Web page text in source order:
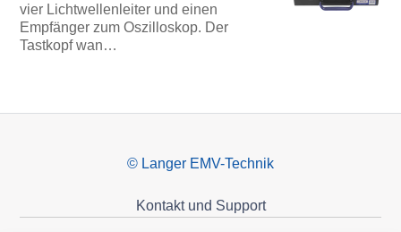
vier Lichtwellenleiter und einen
Empfänger zum Oszilloskop. Der
Tastkopf wan…
© Langer EMV-Technik
Kontakt und Support